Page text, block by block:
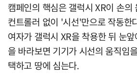
캠페인의 핵심은 갤럭시 XR이 손의
컨트롤러 없이 '시선'만으로 작동한
여자가 갤럭시 XR을 착용한 뒤 눈
을 바라보면 기기가 시선의 움직임
택하고 땅에 심는다.